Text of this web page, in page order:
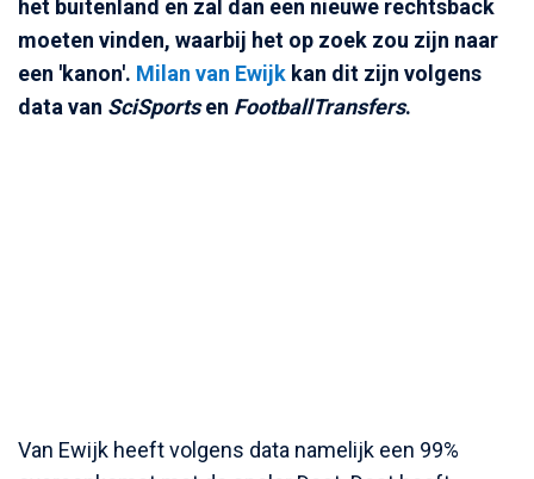
het buitenland en zal dan een nieuwe rechtsback
moeten vinden, waarbij het op zoek zou zijn naar
een 'kanon'. Milan van Ewijk kan dit zijn volgens
data van SciSportsen FootballTransfers.
Van Ewijk heeft volgens data namelijk een 99%